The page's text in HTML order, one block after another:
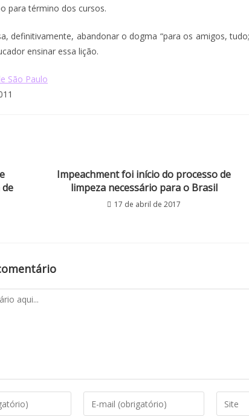
para término dos cursos.
definitivamente, abandonar o dogma “para os amigos,
ensinar essa lição.
São Paulo
Impeachment foi início do processo de
limpeza necessário para o Brasil
17 de abril de 2017